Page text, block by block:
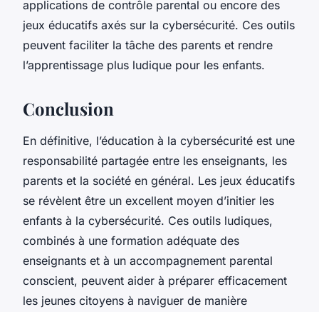
applications de contrôle parental ou encore des
jeux éducatifs axés sur la cybersécurité. Ces outils
peuvent faciliter la tâche des parents et rendre
l’apprentissage plus ludique pour les enfants.
Conclusion
En définitive, l’éducation à la cybersécurité est une
responsabilité partagée entre les enseignants, les
parents et la société en général. Les jeux éducatifs
se révèlent être un excellent moyen d’initier les
enfants à la cybersécurité. Ces outils ludiques,
combinés à une formation adéquate des
enseignants et à un accompagnement parental
conscient, peuvent aider à préparer efficacement
les jeunes citoyens à naviguer de manière